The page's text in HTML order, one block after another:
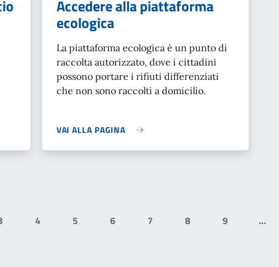
Accedere alla piattaforma
ecologica
La piattaforma ecologica è un punto di
raccolta autorizzato, dove i cittadini
possono portare i rifiuti differenziati
che non sono raccolti a domicilio.
VAI ALLA PAGINA
Pagina
4
Pagina
5
Pagina
6
Pagina
7
Pagina
8
Pagina
9 …